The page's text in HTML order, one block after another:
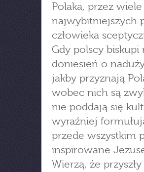
Polaka, przez
najwybitniejszych
człowieka
Gdy polscy
doniesień o
jakby przyznają
wobec nich są
nie poddają się
wyraźniej
przede wszystkim
inspirowane
Wierzą, że